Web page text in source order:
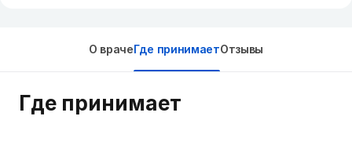
О врачеГде принимаетОтзывы
Где принимает